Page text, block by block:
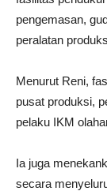
pengemasan,
peralatan
Menurut Reni,
pusat produksi,
pelaku IKM
Ia juga
secara